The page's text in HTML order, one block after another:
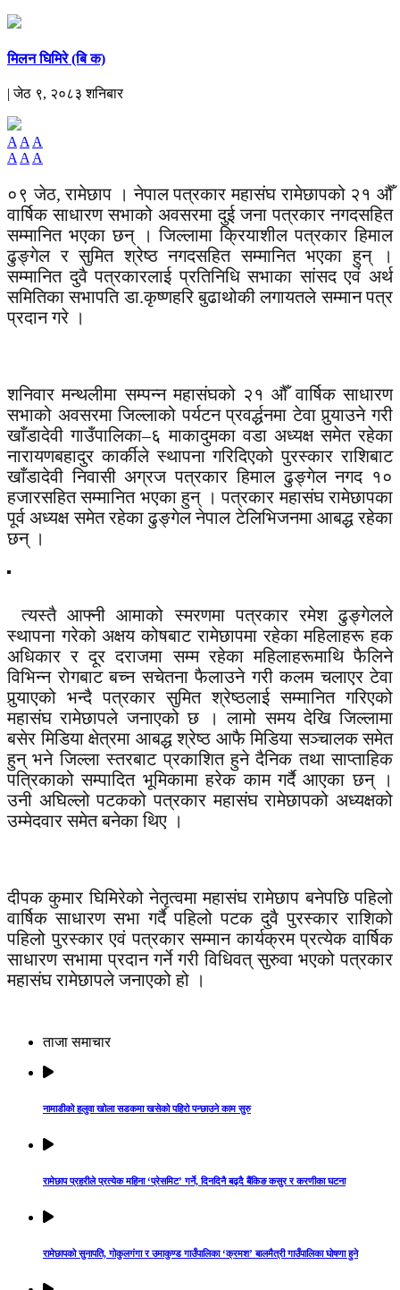
मिलन घिमिरे (बि क)
| जेठ ९, २०८३ शनिबार
A A A
A A A
०९ जेठ, रामेछाप । नेपाल पत्रकार महासंघ रामेछापको २१ औँ
वार्षिक साधारण सभाको अवसरमा दुई जना पत्रकार नगदसहित
सम्मानित भएका छन् । जिल्लामा क्रियाशील पत्रकार हिमाल
ढुङ्गेल र सुमित श्रेष्ठ नगदसहित सम्मानित भएका हुन् ।
सम्मानित दुवै पत्रकारलाई प्रतिनिधि सभाका सांसद एवं अर्थ
समितिका सभापति डा.कृष्णहरि बुढाथोकी लगायतले सम्मान पत्र
प्रदान गरे ।
शनिवार मन्थलीमा सम्पन्न महासंघको २१ औँ वार्षिक साधारण
सभाको अवसरमा जिल्लाको पर्यटन प्रवर्द्धनमा टेवा पुर्‍याउने गरी
खाँडादेवी गाउँपालिका–६ माकादुमका वडा अध्यक्ष समेत रहेका
नारायणबहादुर कार्कीले स्थापना गरिदिएको पुरस्कार राशिबाट
खाँडादेवी निवासी अग्रज पत्रकार हिमाल ढुङ्गेल नगद १०
हजारसहित सम्मानित भएका हुन् । पत्रकार महासंघ रामेछापका
पूर्व अध्यक्ष समेत रहेका ढुङ्गेल नेपाल टेलिभिजनमा आबद्ध रहेका
छन् ।
त्यस्तै आफ्नी आमाको स्मरणमा पत्रकार रमेश ढुङ्गेलले
स्थापना गरेको अक्षय कोषबाट रामेछापमा रहेका महिलाहरू हक
अधिकार र दूर दराजमा सम्म रहेका महिलाहरूमाथि फैलिने
विभिन्न रोगबाट बच्न सचेतना फैलाउने गरी कलम चलाएर टेवा
पुर्‍याएको भन्दै पत्रकार सुमित श्रेष्ठलाई सम्मानित गरिएको
महासंघ रामेछापले जनाएको छ । लामो समय देखि जिल्लामा
बसेर मिडिया क्षेत्रमा आबद्ध श्रेष्ठ आफै मिडिया सञ्चालक समेत
हुन् भने जिल्ला स्तरबाट प्रकाशित हुने दैनिक तथा साप्ताहिक
पत्रिकाको सम्पादित भूमिकामा हरेक काम गर्दै आएका छन् ।
उनी अघिल्लो पटकको पत्रकार महासंघ रामेछापको अध्यक्षको
उम्मेदवार समेत बनेका थिए ।
दीपक कुमार घिमिरेको नेतृत्वमा महासंघ रामेछाप बनेपछि पहिलो
वार्षिक साधारण सभा गर्दै पहिलो पटक दुवै पुरस्कार राशिको
पहिलो पुरस्कार एवं पत्रकार सम्मान कार्यक्रम प्रत्येक वार्षिक
साधारण सभामा प्रदान गर्ने गरी विधिवत् सुरुवा भएको पत्रकार
महासंघ रामेछापले जनाएको हो ।
ताजा समाचार
नामाडीको हलुवा खोला सडकमा खसेको पहिरो पन्छाउने काम सुरु
रामेछाप प्रहरीले प्रत्येक महिना ‘प्रेसमिट’ गर्ने, दिनदिनै बढ्दै बैंकिङ कसुर र करणीका घटना
रामेछापको सुनापति, गोकुलगंगा र उमाकुण्ड गाउँपालिका ‘क्रमश’ बालमैत्री गाउँपालिका घोषणा हुने